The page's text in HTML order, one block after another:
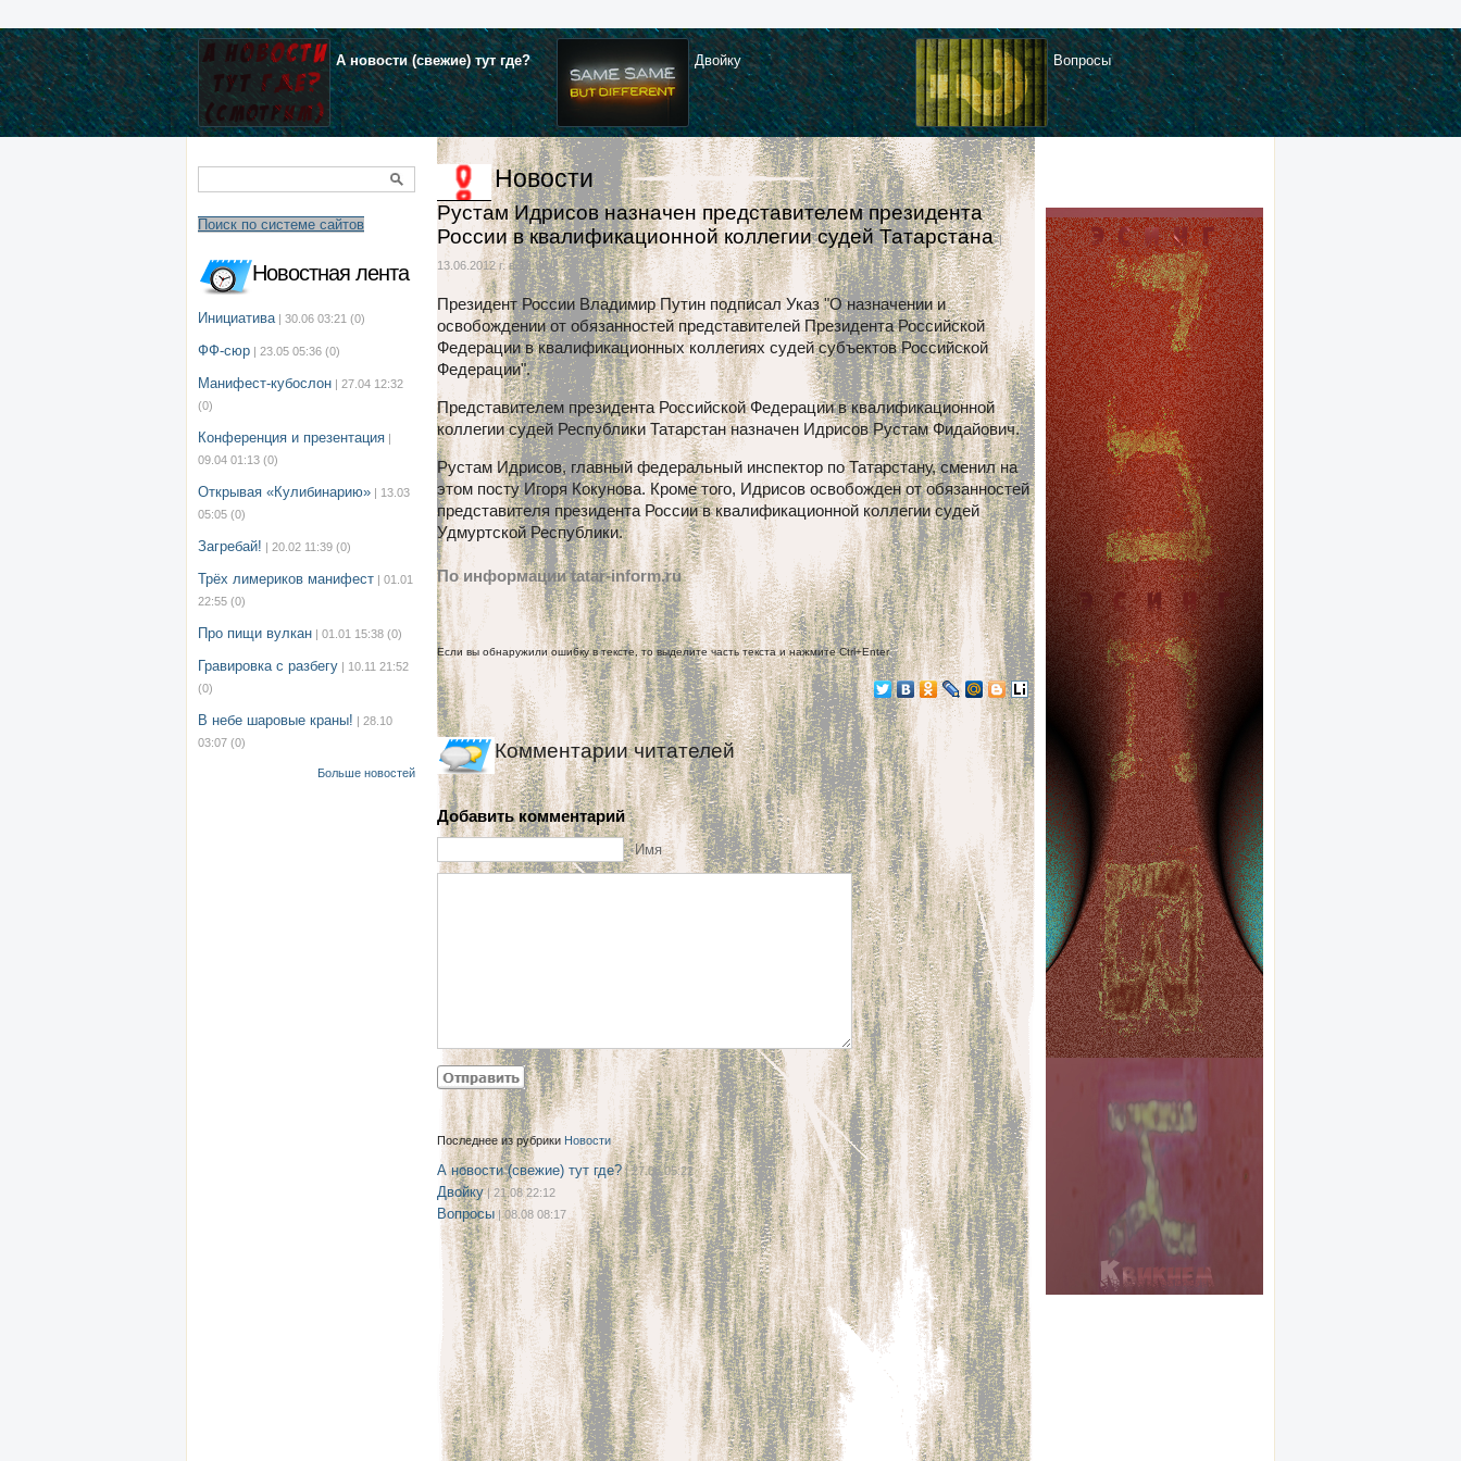
А новости (свежие) тут где? Двойку Вопросы
Поиск по системе сайтов
Новостная лента
Инициатива | 30.06 03:21 (0)
ФФ-сюр | 23.05 05:36 (0)
Манифест-кубослон | 27.04 12:32
(0)
Конференция и презентация |
09.04 01:13 (0)
Открывая «Кулибинарию» | 13.03
05:05 (0)
Загребай! | 20.02 11:39 (0)
Трёх лимериков манифест | 01.01
22:55 (0)
Про пищи вулкан | 01.01 15:38 (0)
Гравировка с разбегу | 10.11 21:52
(0)
В небе шаровые краны! | 28.10
03:07 (0)
Больше новостей
Новости
Рустам Идрисов назначен представителем президента
России в квалификационной коллегии судей Татарстана|
13.06.2012 г. в 12:36
Президент России Владимир Путин подписал Указ "О назначении и
освобождении от обязанностей представителей Президента Российской
Федерации в квалификационных коллегиях судей субъектов Российской
Федерации".
Представителем президента Российской Федерации в квалификационной
коллегии судей Республики Татарстан назначен Идрисов Рустам Фидайович.
Рустам Идрисов, главный федеральный инспектор по Татарстану, сменил на
этом посту Игоря Кокунова. Кроме того, Идрисов освобожден от обязанностей
представителя президента России в квалификационной коллегии судей
Удмуртской Республики.
По информации tatar-inform.ru
Если вы обнаружили ошибку в тексте, то выделите часть текста и нажмите Ctrl+Enter
Комментарии читателей
Добавить комментарий
Имя
Последнее из рубрики Новости
А новости (свежие) тут где?| 27.08 05:22
Двойку| 21.08 22:12
Вопросы| 08.08 08:17